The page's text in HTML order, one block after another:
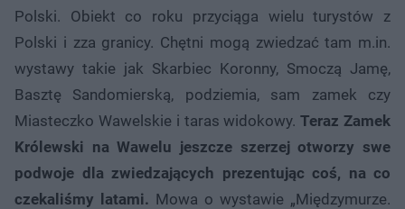
Polski. Obiekt co roku przyciąga wielu turystów z
Polski i zza granicy. Chętni mogą zwiedzać tam m.in.
wystawy takie jak Skarbiec Koronny, Smoczą Jamę,
Basztę Sandomierską, podziemia, sam zamek czy
Miasteczko Wawelskie i taras widokowy. Teraz Zamek
Królewski na Wawelu jeszcze szerzej otworzy swe
podwoje dla zwiedzających prezentując coś, na co
czekaliśmy latami. Mowa o wystawie „Międzymurze.